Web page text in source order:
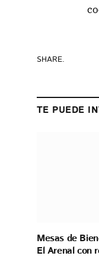
SHARE.
TE PUEDE
Mesas de
El Arenal con